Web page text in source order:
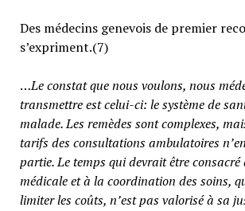
Des médecins genevois de premier
s’expriment.(7)
…Le constat que nous voulons, nous
transmettre est celui-ci: le système de
malade. Les remèdes sont complexes,
tarifs des consultations ambulatoires
partie.Le temps qui devrait être
médicale et à la coordination des soins,
limiter les coûts, n’est pas valorisé à sa